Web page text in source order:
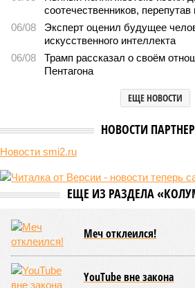
Мы могли бы жить сотни лет, но этого
Vision)
Как бы мы ни старались, достигнуть
получится никогда, даже при самых
самой совершенной медицине. Точку в
долголетии поставило новое
возраст практически вряд ли достижим
мутации ДНК.
В 2023 году в статье, опубликованной
Cell.com, были описаны 12 признаков
относятся – не пугайтесь учёных